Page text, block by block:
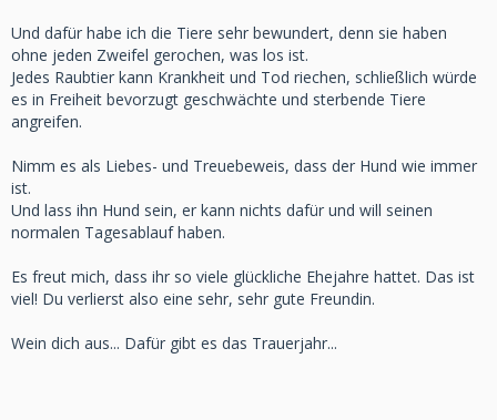
Und dafür habe ich die Tiere sehr bewundert, denn sie haben
ohne jeden Zweifel gerochen, was los ist.
Jedes Raubtier kann Krankheit und Tod riechen, schließlich würde
es in Freiheit bevorzugt geschwächte und sterbende Tiere
angreifen.
Nimm es als Liebes- und Treuebeweis, dass der Hund wie immer
ist.
Und lass ihn Hund sein, er kann nichts dafür und will seinen
normalen Tagesablauf haben.
Es freut mich, dass ihr so viele glückliche Ehejahre hattet. Das ist
viel! Du verlierst also eine sehr, sehr gute Freundin.
Wein dich aus... Dafür gibt es das Trauerjahr...